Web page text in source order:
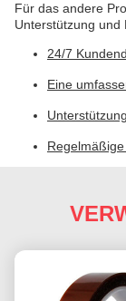
Für das andere
Unterstützung und
24/7
Eine